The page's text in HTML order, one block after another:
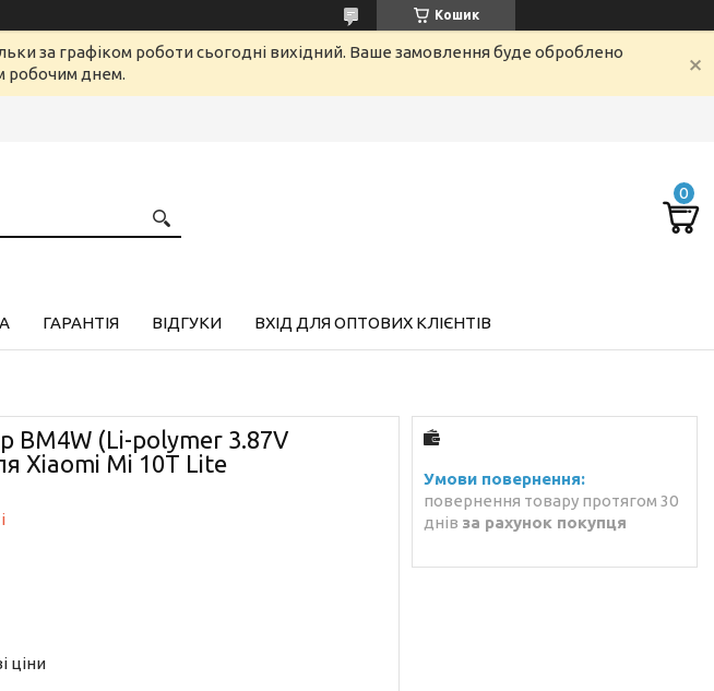
Кошик
за графіком роботи сьогодні вихідний. Ваше замовлення буде оброблено
робочим днем.
ГАРАНТІЯ ВІДГУКИ ВХІД ДЛЯ ОПТОВИХ КЛІЄНТІВ
BM4W (Li-polymer 3.87V
Xiaomi Mi 10T Lite
ціни
повернення товару протягом 30
днів за рахунок покупця